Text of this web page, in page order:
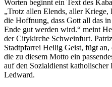
Worten beginnt ein Text des
„Trotz allen Elends, aller
die Hoffnung, dass Gott all das
Ende gut werden wird.“ meint
der Citykirche Schweinfurt.
Stadtpfarrei Heilig Geist, fügt
die zu diesem Motto ein
auf den Sozialdienst
Ledward.